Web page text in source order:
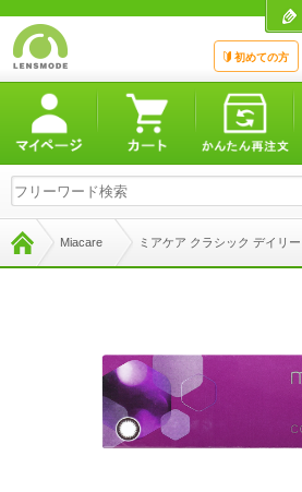
初めての方
Miacare ミアケア クラシック デイリー